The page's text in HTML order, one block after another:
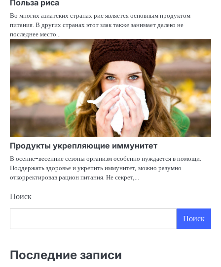
Польза риса
Во многих азиатских странах рис является основным продуктом
питания. В других странах этот злак также занимает далеко не
последнее место…
Продукты укрепляющие иммунитет
В осенне-весенние сезоны организм особенно нуждается в помощи.
Поддержать здоровье и укрепить иммунитет, можно разумно
откорректировав рацион питания. Не секрет,…
Поиск
Поиск
Последние записи